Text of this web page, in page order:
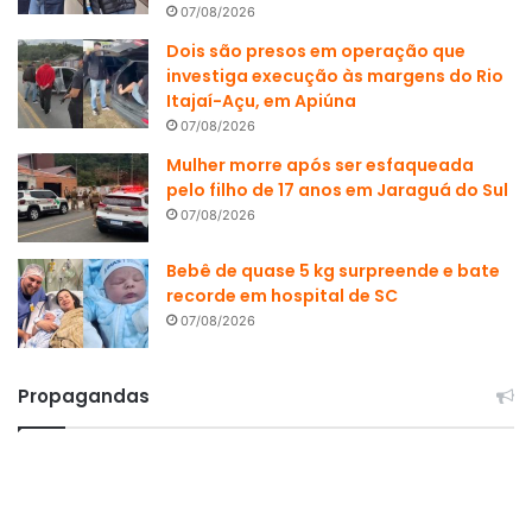
07/08/2026
Dois são presos em operação que
investiga execução às margens do Rio
Itajaí-Açu, em Apiúna
07/08/2026
Mulher morre após ser esfaqueada
pelo filho de 17 anos em Jaraguá do Sul
07/08/2026
Bebê de quase 5 kg surpreende e bate
recorde em hospital de SC
07/08/2026
Propagandas